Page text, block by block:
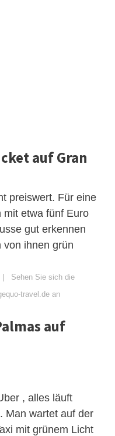
auf Gran
preiswert. Für eine
mit etwa fünf Euro
gut erkennen
von ihnen grün
| Sehen Sie sich die
travel.de an
auf
, alles läuft
Man wartet auf der
mit grünem Licht